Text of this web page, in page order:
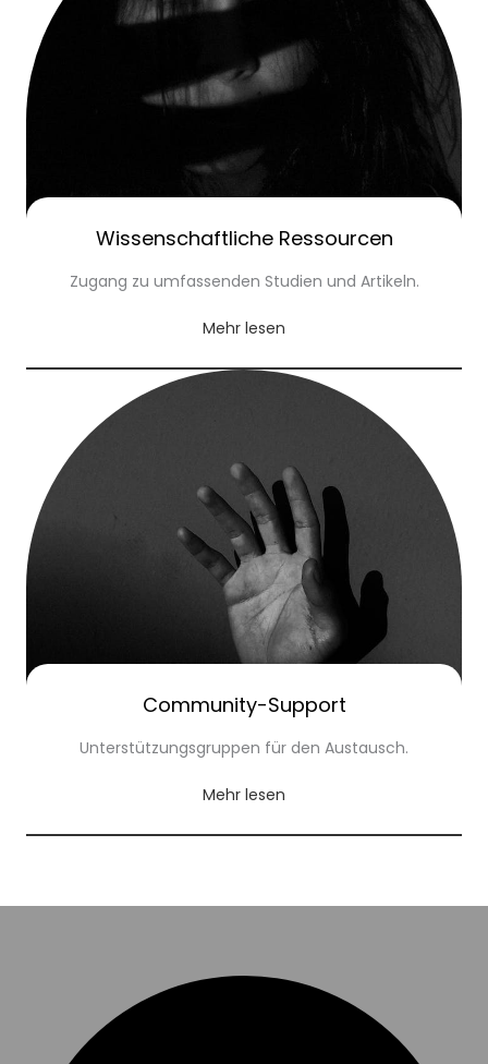
Wissenschaftliche Ressourcen
Zugang zu umfassenden Studien und Artikeln.
Mehr lesen
Community-Support
Unterstützungsgruppen für den Austausch.
Mehr lesen